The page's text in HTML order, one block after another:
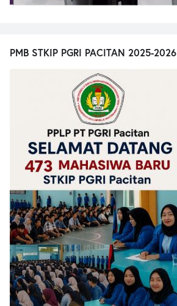
PMB STKIP PGRI PACITAN 2025-2026